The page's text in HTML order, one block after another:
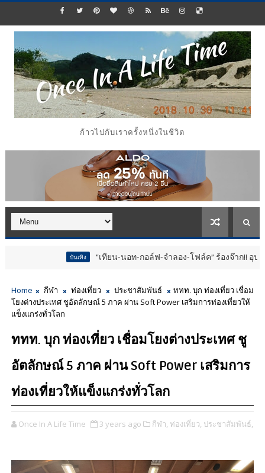
ก้าวไปกับเราครั้งหนึ่งในชีวิต
“เทียน-นอท-กอล์ฟ-จำลอง-โฟล์ค” ร้องจ๊าก!! อุปกรณ์ม่วนจอยงา
Home กีฬา ท่องเที่ยว ประชาสัมพันธ์
ททท. บุก ท่องเที่ยว เชื่อม
โยงต่างประเทศ ชูอัตลักษณ์ 5 ภาค ผ่าน Soft Power เสริมการท่องเที่ยวให้
แข็งแกร่งทั่วโลก
ททท. บุก ท่องเที่ยว เชื่อมโยงต่างประเทศ ชู
อัตลักษณ์ 5 ภาค ผ่าน Soft Power เสริมการ
ท่องเที่ยวให้แข็งแกร่งทั่วโลก
Once In A Life Time 3 years ago กีฬา, ท่องเที่ยว, ประชาสัมพันธ์,